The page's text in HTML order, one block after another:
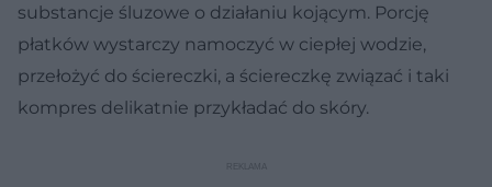
substancje śluzowe o działaniu kojącym. Porcję
płatków wystarczy namoczyć w ciepłej wodzie,
przełożyć do ściereczki, a ściereczkę związać i taki
kompres delikatnie przykładać do skóry.